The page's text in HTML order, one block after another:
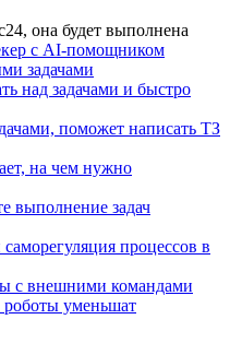
она будет выполнена
с AI-помощником
задачами
над задачами и быстро
поможет написать ТЗ
на чем нужно
выполнение задач
процессов в
с внешними командами
уменьшат